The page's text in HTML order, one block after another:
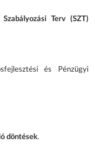
Terv (SZT)
és Pénzügyi
döntések.